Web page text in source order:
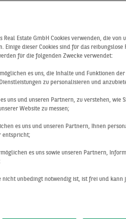
zum
Sie Ihre Immobilien-
zum Immobilienmarkt
zur
Geschäftsbereiche und
Logistikimmobilienmärkten
Estate GmbH Cookies verwenden, die von
dieser Cookies sind für das reibungslose
für die folgenden Zwecke verwendet:
es uns, die Inhalte und Funktionen
zu personalisieren und
uns und unseren Partnern, zu verstehen, wie
Website zu messen;
es uns und unseren Partnern, Ihnen
entspricht;
es uns sowie unseren Partnern,
nicht unbedingt notwendig ist, ist frei und kann